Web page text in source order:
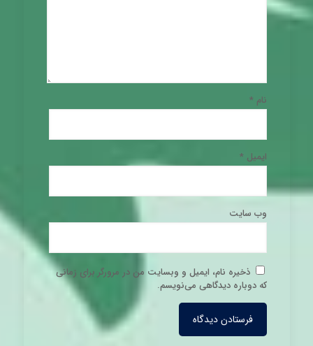
نام *
ایمیل *
وب‌ سایت
ذخیره نام، ایمیل و وبسایت من در مرورگر برای زمانی
که دوباره دیدگاهی می‌نویسم.